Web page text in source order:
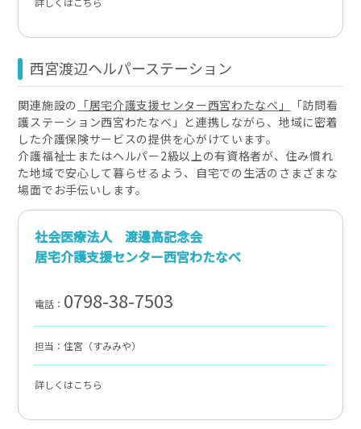
西宮渡辺ヘルパーステーション
関連施設の 「居宅介護支援センター西宮わたなべ」
「訪問看
護ステーション西宮わたなべ」と連携しながら、地域に密着
した介護保険サービスの提供を心がけています。
介護福祉士またはヘルパー2級以上の有資格者が、住み慣れ
た地域で安心して暮らせるよう、自宅での生活のさまざまな
場面でお手伝いします。
社会医療法人 渡邊高記念会
居宅介護支援センター西宮わたなべ
電話： 0798-38-7503
担当：住宮（すみみや）
詳しくはこちら